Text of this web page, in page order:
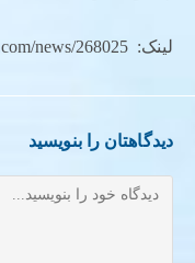
لینک: https://www.pishkhan.com/news/268025
دیدگاهتان را بنویسید